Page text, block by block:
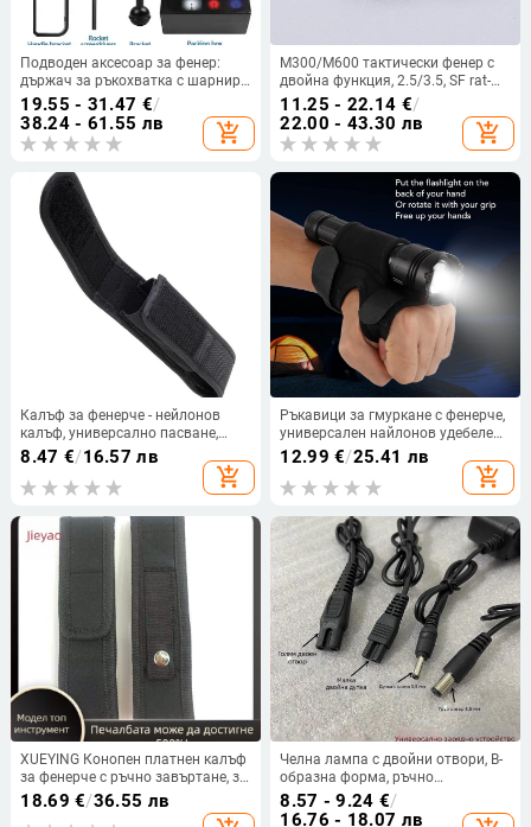
Подводен аксесоар за фенер:
държач за ръкохватка с шарнир,
алуминиева сплав, Wan Guang,
отпечатано лого, капацитет на
батерията 1
19.55 - 31.47 €/
38.24 - 61.55 лв
add_shopping_cart
M300/M600 тактически фенер с
двойна функция, 2.5/3.5, SF rat-
tail wire switch и дълга глава с
корона
11.25 - 22.14 €/
22.00 - 43.30 лв
add_shopping_cart
Калъф за фенерче - нейлонов
калъф, универсално пасване,
печатано лого, възможност за
персонализация, марка Happy in
stealth
8.47 €/16.57 лв
add_shopping_cart
Ръкавици за гмуркане с фенерче,
универсален найлонов удебелен
държач за фенерче без ръце,
регулируема гривна, аксесоари
за осветление
12.99 €/25.41 лв
add_shopping_cart
XUEYING Конопен платнен калъф
за фенерче с ръчно завъртане, за
лазерен указател; Категория:
Други калъфи за осветителни
18.69 €/36.55 лв
Челна лампа с двойни отвори, B-
образна форма, ръчно
задвижване и презареждаема,
комплект зарядно, подходяща за
8.57 - 9.24 €/
16.76 - 18.07 лв